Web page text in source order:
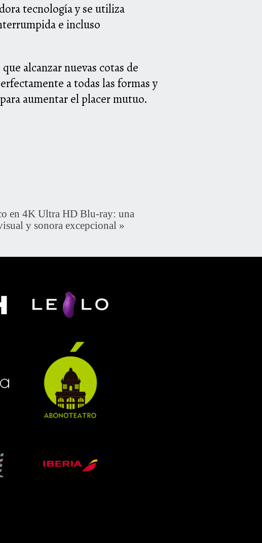
tecnología y se utiliza
e incluso
alcanzar nuevas cotas de
a todas las formas y
aumentar el placer mutuo.
en 4K Ultra HD Blu-ray: una
y sonora excepcional »